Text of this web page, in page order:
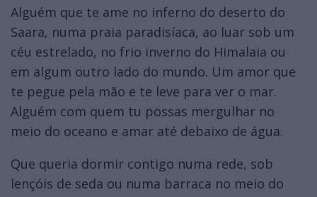
Alguém que te ame no inferno do deserto do
Saara, numa praia paradisíaca, ao luar sob um
céu estrelado, no frio inverno do Himalaia ou
em algum outro lado do mundo. Um amor que
te pegue pela mão e te leve para ver o mar.
Alguém com quem tu possas mergulhar no
meio do oceano e amar até debaixo de água.
Que queria dormir contigo numa rede, sob
lençóis de seda ou numa barraca no meio do